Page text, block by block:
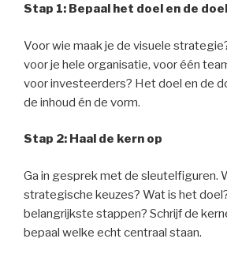
Stap 1: Bepaal het doel en de
Voor wie maak je de visuele
voor je hele organisatie, voor één
voor investeerders? Het doel en de
de inhoud én de vorm.
Stap 2: Haal de kern op
Ga in gesprek met de sleutelfiguren.
strategische keuzes? Wat is het
belangrijkste stappen? Schrijf de
bepaal welke echt centraal staan.